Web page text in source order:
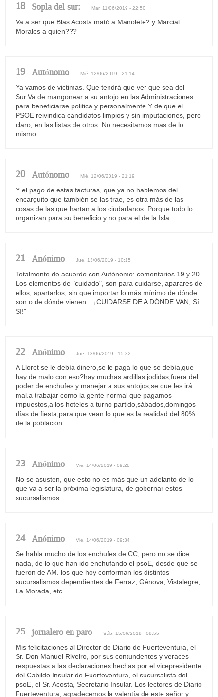
18 Sopla del sur: Mar, 11/06/2019 - 22:50
Va a ser que Blas Acosta mató a Manolete? y Marcial
Morales a quien???
19 Autónomo Mié, 12/06/2019 - 21:14
Ya vamos de victimas. Que tendrá que ver que sea del
Sur.Va de mangonear a su antojo en las Administraciones
para beneficiarse politica y personalmente.Y de que el
PSOE reivindica candidatos limpios y sin imputaciones, pero
claro, en las listas de otros. No necesitamos mas de lo
mismo.
20 Autónomo Mié, 12/06/2019 - 21:19
Y el pago de estas facturas, que ya no hablemos del
encarguito que también se las trae, es otra más de las
cosas de las que hartan a los ciudadanos. Porque todo lo
organizan para su beneficio y no para el de la Isla.
21 Anónimo Jue, 13/06/2019 - 10:15
Totalmente de acuerdo con Autónomo: comentarios 19 y 20.
Los elementos de "cuidado", son para cuidarse, aparares de
ellos, apartarlos, sin que importar lo más mínimo de dónde
son o de dónde vienen... ¡CUIDARSE DE A DÓNDE VAN, Sí,
Sí!"
22 Anónimo Jue, 13/06/2019 - 15:32
A Lloret se le debía dinero,se le paga lo que se debía,que
hay de malo con eso?hay muchas ardillas jodidas,fuera del
poder de enchufes y manejar a sus antojos,se que les irá
mal.a trabajar como la gente normal que pagamos
impuestos,a los hoteles a turno partido,sábados,domingos
días de fiesta,para que vean lo que es la realidad del 80%
de la poblacion
23 Anónimo Vie, 14/06/2019 - 09:28
No se asusten, que esto no es más que un adelanto de lo
que va a ser la próxima legislatura, de gobernar estos
sucursalismos.
24 Anónimo Vie, 14/06/2019 - 09:34
Se habla mucho de los enchufes de CC, pero no se dice
nada, de lo que han ido enchufando el psoE, desde que se
fueron de AM. los que hoy conforman los distintos
sucursalismos dependientes de Ferraz, Génova, Vistalegre,
La Morada, etc.
25 jornalero en paro Sáb, 15/06/2019 - 09:55
Mis felicitaciones al Director de Diario de Fuerteventura, el
Sr. Don Manuel Riveiro, por sus contundentes y veraces
respuestas a las declaraciones hechas por el vicepresidente
del Cabildo Insular de Fuerteventura, el sucursalista del
psoE, el Sr. Acosta, Secretario Insular. Los lectores de Diario
Fuerteventura, agradecemos la valentía de este señor y